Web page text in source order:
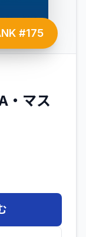
#175
・マス